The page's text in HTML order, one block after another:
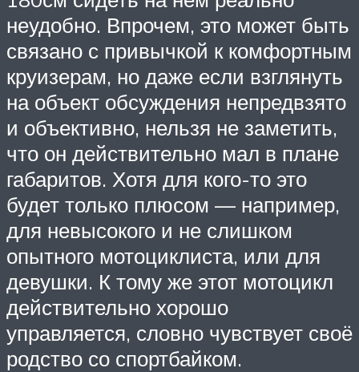
неудобно. Впрочем, это может быть
связано с привычкой к комфортным
круизерам, но даже если взглянуть
на объект обсуждения непредвзято
и объективно, нельзя не заметить,
что он действительно мал в плане
габаритов. Хотя для кого-то это
будет только плюсом — например,
для невысокого и не слишком
опытного мотоциклиста, или для
девушки. К тому же этот мотоцикл
действительно хорошо
управляется, словно чувствует своё
родство со спортбайком.